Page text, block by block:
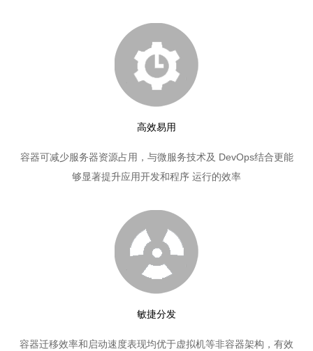
高效易用
容器可减少服务器资源占用，与微服务技术及 DevOps结合更能
够显著提升应用开发和程序 运行的效率
敏捷分发
容器迁移效率和启动速度表现均优于虚拟机等非容器架构，有效